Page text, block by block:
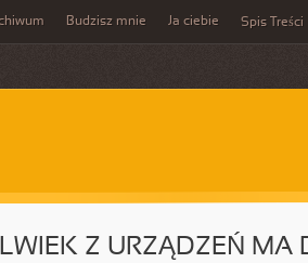
Budzisz mnie Ja ciebie Spis Treści
Z URZĄDZEŃ MA